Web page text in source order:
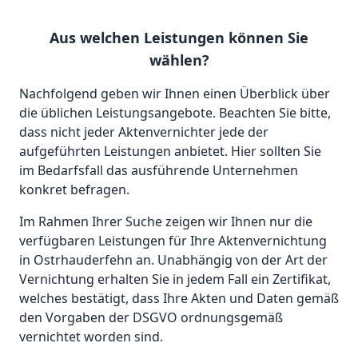
Aus welchen Leistungen können Sie
wählen?
Nachfolgend geben wir Ihnen einen Überblick über
die üblichen Leistungsangebote. Beachten Sie bitte,
dass nicht jeder Aktenvernichter jede der
aufgeführten Leistungen anbietet. Hier sollten Sie
im Bedarfsfall das ausführende Unternehmen
konkret befragen.
Im Rahmen Ihrer Suche zeigen wir Ihnen nur die
verfügbaren Leistungen für Ihre Aktenvernichtung
in Ostrhauderfehn an. Unabhängig von der Art der
Vernichtung erhalten Sie in jedem Fall ein Zertifikat,
welches bestätigt, dass Ihre Akten und Daten gemäß
den Vorgaben der DSGVO ordnungsgemäß
vernichtet worden sind.